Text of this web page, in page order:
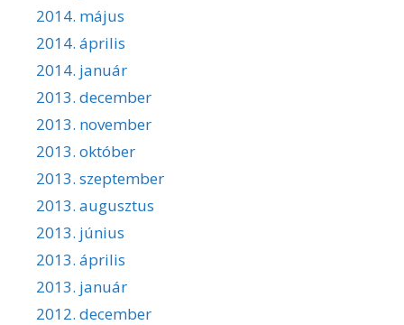
2014. május
2014. április
2014. január
2013. december
2013. november
2013. október
2013. szeptember
2013. augusztus
2013. június
2013. április
2013. január
2012. december